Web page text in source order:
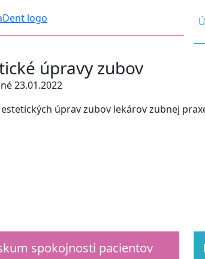
úpravy zubov
23.01.2022
úprav zubov lekárov zubnej
spokojnosti pacientov